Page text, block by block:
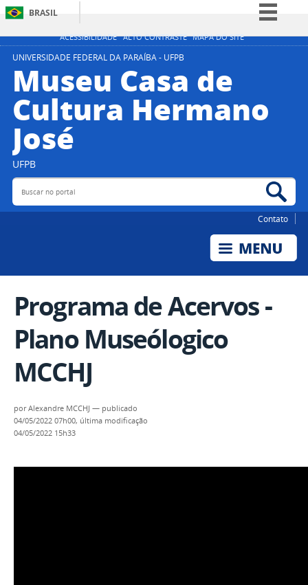
ACESSIBILIDADE ALTO CONTRASTE MAPA DO SITE
BRASIL
Simplifique!
Participe
Legislação
UNIVERSIDADE FEDERAL DA PARAÍBA - UFPB
Museu Casa de
Cultura Hermano
José
UFPB
Buscar no portal
Contato
Programa de Acervos -
Plano Museólogico
MCCHJ
porAlexandre MCCHJ — publicado
04/05/2022 07h00, última modificação
04/05/2022 15h33